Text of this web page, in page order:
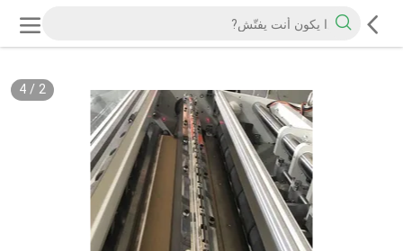
2
/
4